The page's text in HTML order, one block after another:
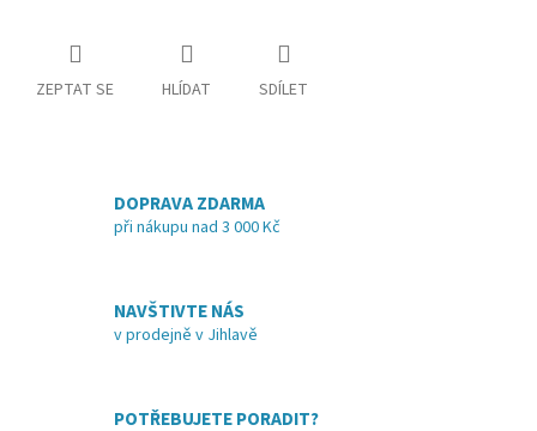
ZEPTAT SE HLÍDAT SDÍLET
DOPRAVA ZDARMA
při nákupu nad 3 000 Kč
NAVŠTIVTE NÁS
v prodejně v Jihlavě
POTŘEBUJETE PORADIT?